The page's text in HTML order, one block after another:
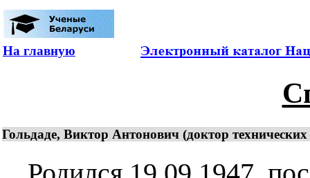
На главную
Гольдаде, Виктор Антонович (доктор